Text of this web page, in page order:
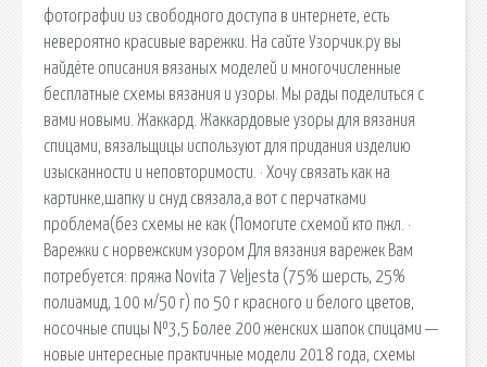
фотографии из свободного доступа в интернете, есть
невероятно красивые варежки. На сайте Узорчик.ру вы
найдёте описания вязаных моделей и многочисленные
бесплатные схемы вязания и узоры. Мы рады поделиться с
вами новыми. Жаккард. Жаккардовые узоры для вязания
спицами, вязальщицы используют для придания изделию
изысканности и неповторимости. · Хочу связать как на
картинке,шапку и снуд связала,а вот с перчатками
проблема(без схемы не как (Помогите схемой кто пжл. ·
Варежки с норвежским узором Для вязания варежек Вам
потребуется: пряжа Novita 7 Veljesta (75% шерсть, 25%
полиамид, 100 м/50 г) по 50 г красного и белого цветов,
носочные спицы №3,5 Более 200 женских шапок спицами —
новые интересные практичные модели 2018 года, схемы